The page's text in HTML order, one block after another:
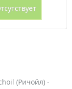
(Ричойл) -